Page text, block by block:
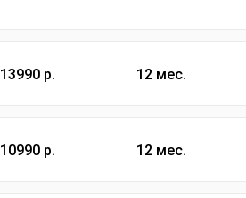
13990 р. 12 мес.
10990 р. 12 мес.